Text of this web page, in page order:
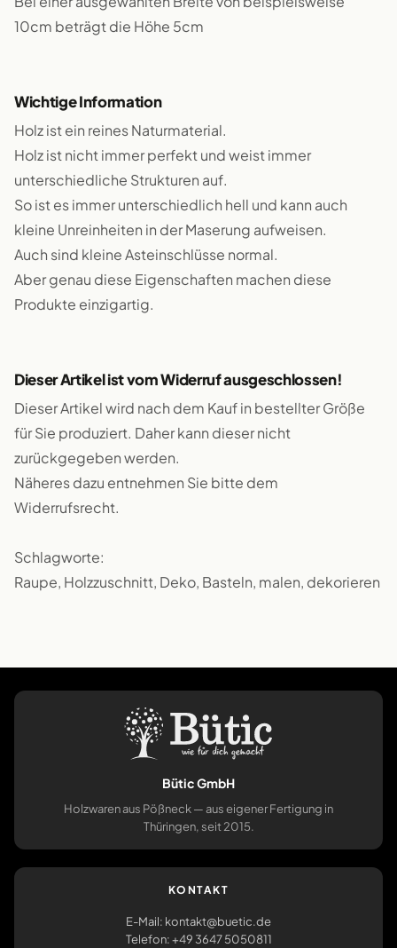
10cm beträgt die Höhe 5cm
Wichtige Information
Holz ist ein reines Naturmaterial.
Holz ist nicht immer perfekt und weist immer
unterschiedliche Strukturen auf.
So ist es immer unterschiedlich hell und kann auch
kleine Unreinheiten in der Maserung aufweisen.
Auch sind kleine Asteinschlüsse normal.
Aber genau diese Eigenschaften machen diese
Produkte einzigartig.
Dieser Artikel ist vom Widerruf ausgeschlossen!
Dieser Artikel wird nach dem Kauf in bestellter Größe
für Sie produziert. Daher kann dieser nicht
zurückgegeben werden.
Näheres dazu entnehmen Sie bitte dem
Widerrufsrecht.
Schlagworte:
Raupe, Holzzuschnitt, Deko, Basteln, malen, dekorieren
Bütic GmbH
Holzwaren aus Pößneck — aus eigener Fertigung in
Thüringen, seit 2015.
KONTAKT
E-Mail: kontakt@buetic.de
Telefon: +49 3647 5050811